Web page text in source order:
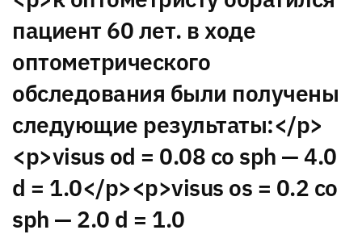
пациент 60 лет. в ходе
оптометрического
обследования были получены
следующие результаты:</p>
<p>visus od = 0.08 со sph — 4.0
d = 1.0</p><p>visus os = 0.2 со
sph — 2.0 d = 1.0